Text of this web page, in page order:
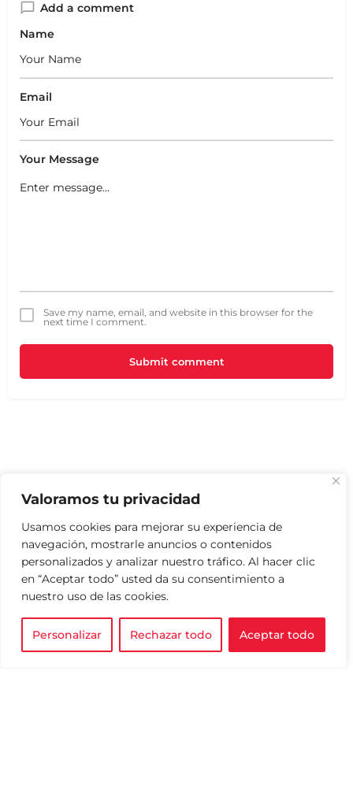
Valoramos tu privacidad
Usamos cookies para mejorar su experiencia de
navegación, mostrarle anuncios o contenidos
personalizados y analizar nuestro tráfico. Al hacer clic
en “Aceptar todo” usted da su consentimiento a
nuestro uso de las cookies.
Personalizar Rechazar todo Aceptar todo
Add a comment
Name
Email
Your Message
Save my name, email, and website in this browser for the
next time I comment.
Submit comment